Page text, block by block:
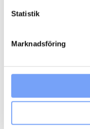
Statistik
Marknadsföring
– Du bokar
din varukorg och checka
– När din
av oss på lumoad via mail.
reklambyrå/
– Din kampanj rullas ut